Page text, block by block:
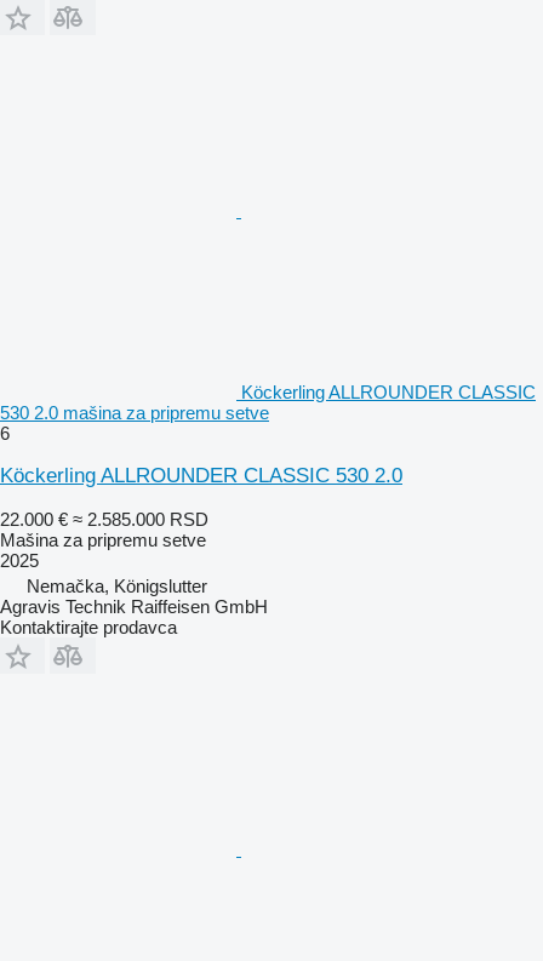
Köckerling ALLROUNDER CLASSIC
530 2.0 mašina za pripremu setve
6
Köckerling ALLROUNDER CLASSIC 530 2.0
22.000 € ≈ 2.585.000 RSD
Mašina za pripremu setve
2025
Nemačka, Königslutter
Agravis Technik Raiffeisen GmbH
Kontaktirajte prodavca